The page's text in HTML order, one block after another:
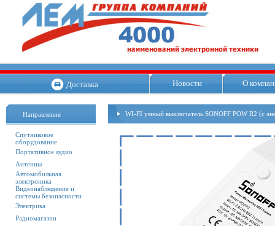
Доставка Новости О
Направления
Спутниковое
оборудование
Портативное аудио
Антенны
Автомобильная
электроника
Видеонаблюдение и
системы безопасности
Электрика
Радиомагазин
WI-FI умный выключатель SONOFF POW R2 (с